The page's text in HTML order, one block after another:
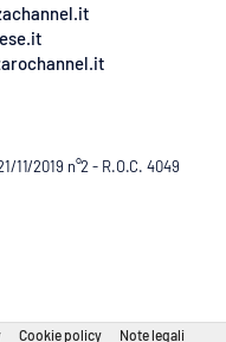
2019 n°2 - R.O.C. 4049
Cookie policy Note legali